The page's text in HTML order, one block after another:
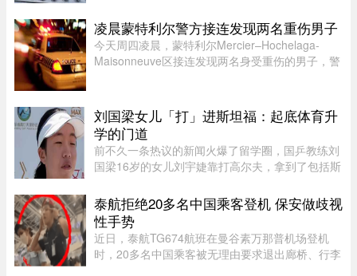
列。两边站着照顾他们的阿姨，前方拉着一条横
幅。照片由多益网络官方微博 ...
凌晨蒙特利尔警方接连发现两名重伤男子
今天周四凌晨，蒙特利尔Mercier–Hochelaga-
Maisonneuve区接连发现两名身受重伤的男子，警
因，也不确定是否涉及武器。警方发言人Flor ...
刘国梁女儿「打」进斯坦福：起底体育升
学的门道
前不久一条热议的新闻火爆了留学圈，国乒教练刘
国梁16岁的女儿刘宇婕靠打高尔夫，拿到了包括斯
说，从6月15日那天开始，她每晚都要花上一到两
个小时，接美国大学高尔夫校队 ...
泰航拒绝20多名中国乘客登机 保安做歧视
性手势
近日，泰航TG674航班在曼谷素万那普机场登机
时，20多名中国乘客被无理由要求退出廊桥、行李